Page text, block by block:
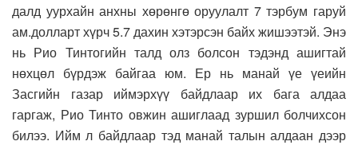
далд уурхайн анхны хөрөнгө оруулалт 7 тэрбум гаруй
ам.долларт хүрч 5.7 дахин хэтэрсэн байх жишээтэй. Энэ
нь Рио Тинтогийн талд олз болсон тэдэнд ашигтай
нөхцөл бүрдэж байгаа юм. Ер нь манай үе үеийн
Засгийн газар иймэрхүү байдлаар их бага алдаа
гаргаж, Рио Тинто овжин ашиглаад зуршил болчихсон
билээ. Ийм л байдлаар тэд манай талын алдаан дээр